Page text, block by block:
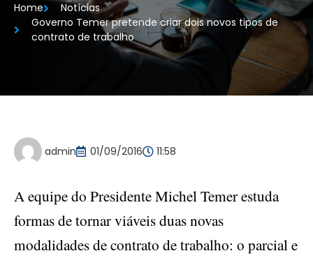
Home
Notícias
Governo Temer pretende criar dois novos tipos de
contrato de trabalho
admin 01/09/2016 11:58
A equipe do Presidente Michel Temer estuda
formas de tornar viáveis duas novas
modalidades de contrato de trabalho: o parcial e